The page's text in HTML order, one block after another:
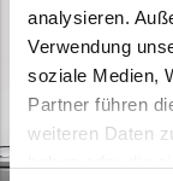
analysieren.
Verwendung
soziale Medien,
Partner führen
weiteren Daten